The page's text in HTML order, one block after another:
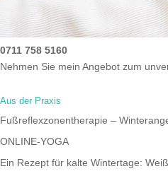
0711 758 5160
Nehmen Sie mein Angebot zum
Aus der Praxis
Fußreflexzonentherapie –
ONLINE-YOGA
Ein Rezept für kalte Wintertage: